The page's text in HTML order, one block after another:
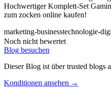
Hochwertiger Komplett-Set
zum zocken online kaufen!
marketing-businesstechnologie-
Noch nicht bewertet
Blog besuchen
Dieser Blog ist über trusted blogs
Konditionen ansehen →